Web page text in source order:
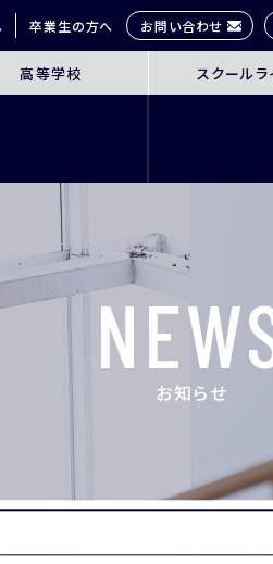
卒業生の方へ お問い合わせ
高等学校 スクールラ
年間の学びの概要
コース紹介
探究学習
語教育
教育
卒業生の方へ
お知らせ